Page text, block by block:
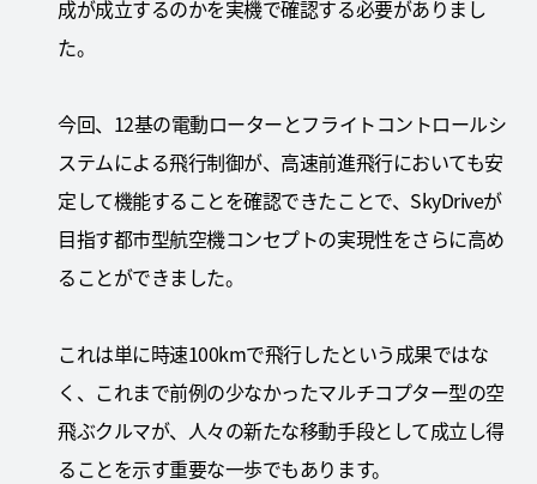
成が成立するのかを実機で確認する必要がありまし
た。
今回、12基の電動ローターとフライトコントロールシ
ステムによる飛行制御が、高速前進飛行においても安
定して機能することを確認できたことで、SkyDriveが
目指す都市型航空機コンセプトの実現性をさらに高め
ることができました。
これは単に時速100kmで飛行したという成果ではな
く、これまで前例の少なかったマルチコプター型の空
飛ぶクルマが、人々の新たな移動手段として成立し得
ることを示す重要な一歩でもあります。